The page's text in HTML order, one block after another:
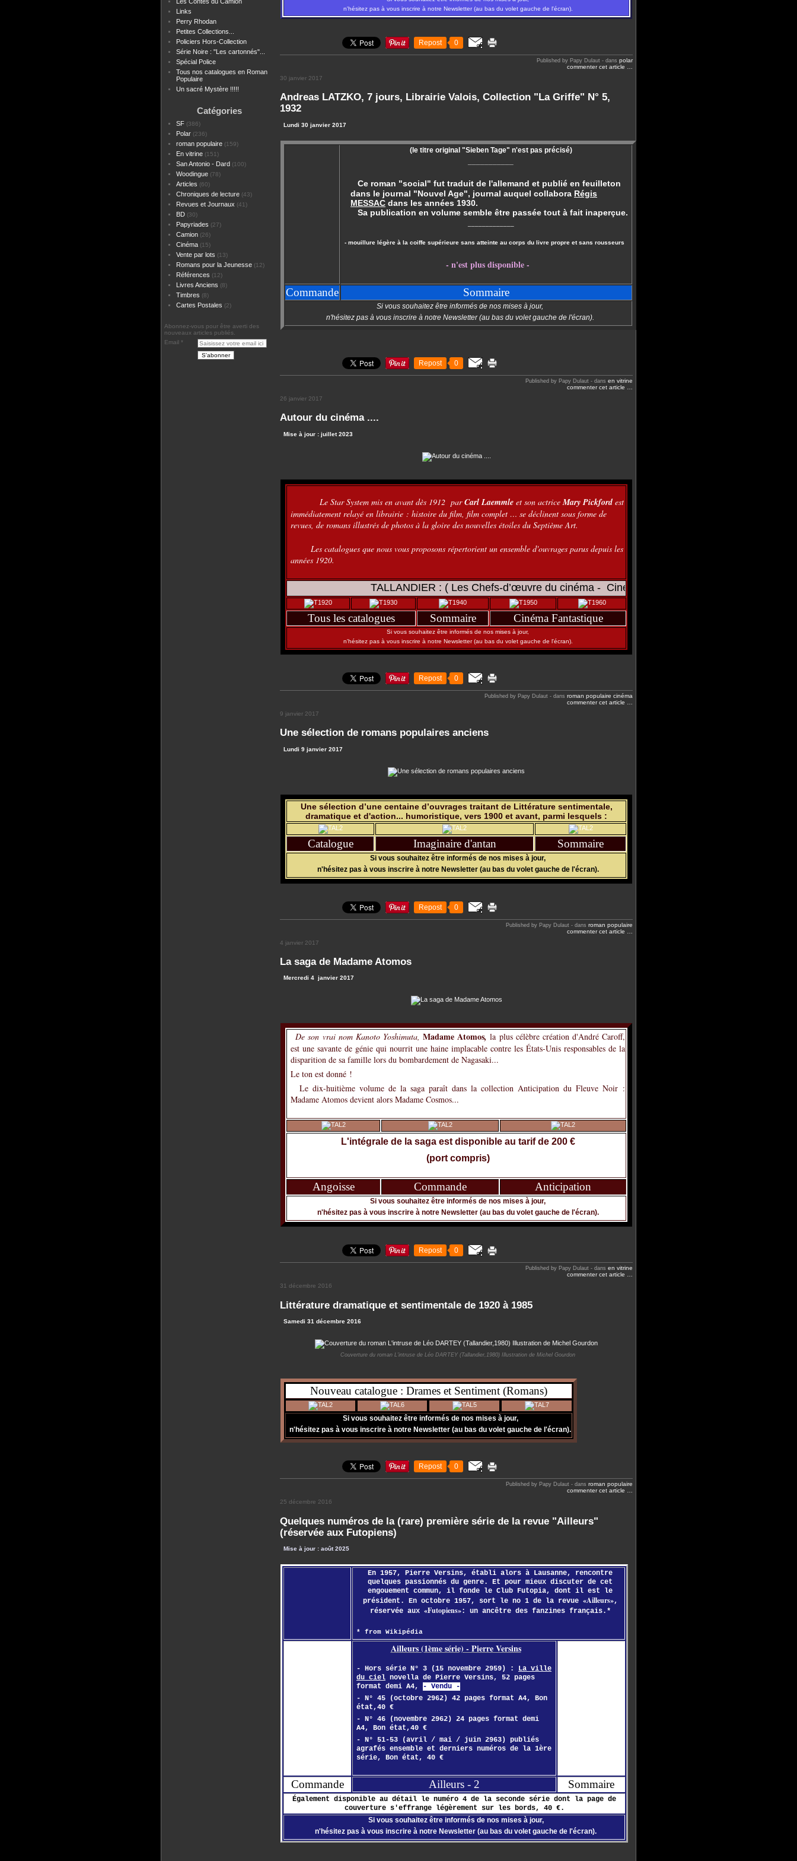
Links
Perry Rhodan
Petites Collections...
Policiers Hors-Collection
Série Noire : "Les cartonnés"...
Spécial Police
Tous nos catalogues en Roman
Populaire
Un sacré Mystère !!!!!
Catégories
SF (386)
Polar (236)
roman populaire (159)
En vitrine (151)
San Antonio - Dard (100)
Woodingue (78)
Articles (60)
Chroniques de lecture (43)
Revues et Journaux (41)
BD (30)
Papyriades (27)
Camion (26)
Cinéma (15)
Vente par lots (13)
Romans pour la Jeunesse (12)
Références (12)
Livres Anciens (8)
Timbres (8)
Cartes Postales (2)
Abonnez-vous pour être averti des
nouveaux articles publiés.
Email
n'hésitez pas à vous inscrire à notre Newsletter (au bas du volet gauche de l'écran).
Repost 0
Published by Papy Dulaut - dans polar
commenter cet article
30 janvier 2017
Andreas LATZKO, 7 jours, Librairie Valois, Collection "La Griffe" N° 5,
1932
Lundi 30 janvier 2017
(le titre original "Sieben Tage" n'est pas précisé)
Ce roman "social" fut traduit de l'allemand et publié en feuilleton
dans le journal "Nouvel Age", journal auquel collabora Régis
MESSAC dans les années 1930.
Sa publication en volume semble être passée tout à fait inaperçue.
- mouillure légère à la coiffe supérieure sans atteinte au corps du livre propre et sans rousseurs
- n'est plus disponible -
Commande Sommaire
Si vous souhaitez être informés de nos mises à jour,
n'hésitez pas à vous inscrire à notre Newsletter (au bas du volet gauche de l'écran).
Repost 0
Published by Papy Dulaut - dans en vitrine
commenter cet article
26 janvier 2017
Autour du cinéma ....
Mise à jour : juillet 2023
Le Star System mis en avant dès 1912 parCarl Laemmle et son actrice Mary Pickfordest
immédiatement relayé en librairie : histoire du film, film complet … se déclinent sous forme de
revues, de romans illustrés de photos à la gloire des nouvelles étoiles du Septième Art.
Les catalogues que nous vous proposons répertorient un ensemble d'ouvrages parus depuis les
années 1920.
TALLANDIER : ( Les Chefs-d’œuvre du cinéma - Cinéma-Bibliothèque - Ciné-Or ) -
Tous les catalogues Sommaire Cinéma Fantastique
Si vous souhaitez être informés de nos mises à jour,
n'hésitez pas à vous inscrire à notre Newsletter (au bas du volet gauche de l'écran).
Repost 0
Published by Papy Dulaut - dans roman populaire cinéma
commenter cet article
9 janvier 2017
Une sélection de romans populaires anciens
Lundi 9 janvier 2017
Une sélection d’une centaine d’ouvrages traitant de Littérature sentimentale,
dramatique et d'action... humoristique, vers 1900 et avant, parmi lesquels :
Catalogue Imaginaire d'antan Sommaire
Si vous souhaitez être informés de nos mises à jour,
n'hésitez pas à vous inscrire à notre Newsletter (au bas du volet gauche de l'écran).
Repost 0
Published by Papy Dulaut - dans roman populaire
commenter cet article
4 janvier 2017
La saga de Madame Atomos
Mercredi 4 janvier 2017
De son vrai nom Kanoto Yoshimuta, Madame Atomos, la plus célèbre création d'André Caroff,
est une savante de génie qui nourrit une haine implacable contre les États-Unis responsables de la
disparition de sa famille lors du bombardement de Nagasaki...
Le ton est donné !
Le dix-huitième volume de la saga paraît dans la collection Anticipation du Fleuve Noir :
Madame Atomos devient alors Madame Cosmos...
L'intégrale de la saga est disponible au tarif de 200 €
(port compris)
Angoisse Commande Anticipation
Si vous souhaitez être informés de nos mises à jour,
n'hésitez pas à vous inscrire à notre Newsletter (au bas du volet gauche de l'écran).
Repost 0
Published by Papy Dulaut - dans en vitrine
commenter cet article …
31 décembre 2016
Littérature dramatique et sentimentale de 1920 à 1985
Samedi 31 décembre 2016
Couverture du roman L'intruse de Léo DARTEY (Tallandier,1980) Illustration de Michel Gourdon
Nouveau catalogue : Drames et Sentiment (Romans)
Si vous souhaitez être informés de nos mises à jour,
n'hésitez pas à vous inscrire à notre Newsletter (au bas du volet gauche de l'écran).
Repost 0
Published by Papy Dulaut - dans roman populaire
commenter cet article …
25 décembre 2016
Quelques numéros de la (rare) première série de la revue "Ailleurs"
(réservée aux Futopiens)
Mise à jour : août 2025
En 1957, Pierre Versins, établi alors à Lausanne, rencontre
quelques passionnés du genre. Et pour mieux discuter de cet
engouement commun, il fonde le Club Futopia, dont il est le
président. En octobre 1957, sort le no 1 de la revue «Ailleurs»,
réservée aux «Futopiens»: un ancêtre des fanzines français.*
* from Wikipédia
Ailleurs (1ème série) - Pierre Versins
- Hors série N° 3 (15 novembre 2959) : La ville
du ciel novella de Pierre Versins, 52 pages
format demi A4, - Vendu -
- N° 45 (octobre 2962) 42 pages format A4, Bon
état,40 €
- N° 46 (novembre 2962) 24 pages format demi
A4, Bon état,40 €
- N° 51-53 (avril / mai / juin 2963) publiés
agrafés ensemble et derniers numéros de la 1ère
série, Bon état, 40 €
Commande Ailleurs - 2 Sommaire
Également disponible au détail le numéro 4 de la seconde série dont la page de
couverture s'effrange légèrement sur les bords, 40 €.
Si vous souhaitez être informés de nos mises à jour,
n'hésitez pas à vous inscrire à notre Newsletter (au bas du volet gauche de l'écran).